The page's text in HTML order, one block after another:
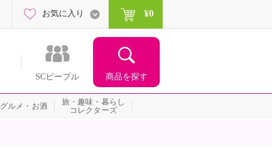
SCピープル 商品を探す
お気に入り ¥0
グルメ・お酒
旅・趣味・暮らし
コレクターズ